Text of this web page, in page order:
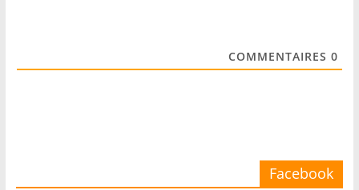
0
COMMENTAIRES
Facebook